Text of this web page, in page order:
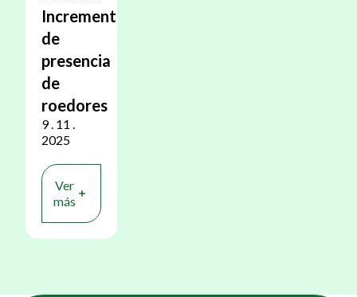
Incremento
de
presencia
de
roedores
9 . 11 .
2025
Ver
más